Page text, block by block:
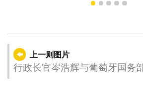
1 2 3 4 5
上一则图片
行政长官岑浩辉与葡萄牙国务
保罗·兰热尔（Paulo Rangel